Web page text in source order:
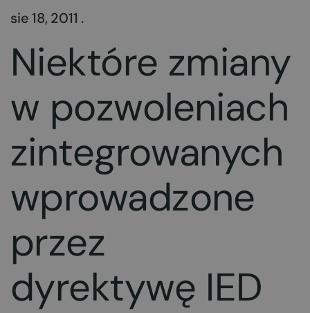
sie 18, 2011 .
Niektóre zmiany
w pozwoleniach
zintegrowanych
wprowadzone
przez
dyrektywę IED